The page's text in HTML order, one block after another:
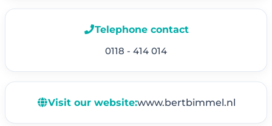
Telephone contact
0118 - 414 014
Visit our website:www.bertbimmel.nl